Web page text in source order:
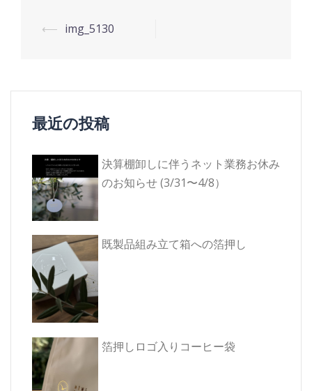
投
ビ
ゲ
ー
シ
ョ
ン
⟵ img_5130
最近の投稿
決算棚卸しに伴うネット業務お休み
のお知らせ (3/31〜4/8）
既製品組み立て箱への箔押し
箔押しロゴ入りコーヒー袋